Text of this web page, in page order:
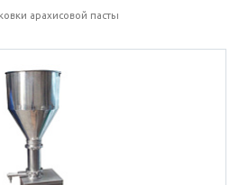
арахисовой пасты